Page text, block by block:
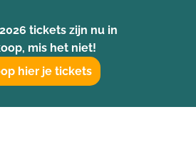
tickets zijn nu in
mis het niet!
hier je tickets